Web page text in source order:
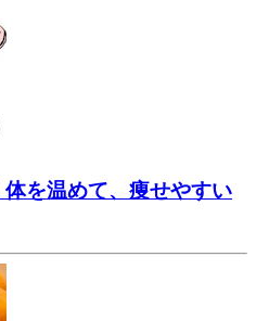
を温めて、痩せやすい